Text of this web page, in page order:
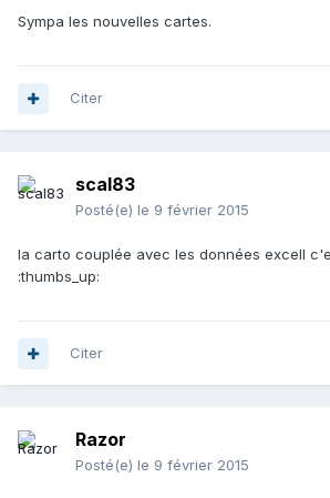
Sympa les nouvelles cartes.
Citer
scal83
Posté(e) le 9 février 2015
la carto couplée avec les données excell
:thumbs_up:
Citer
Razor
Posté(e) le 9 février 2015